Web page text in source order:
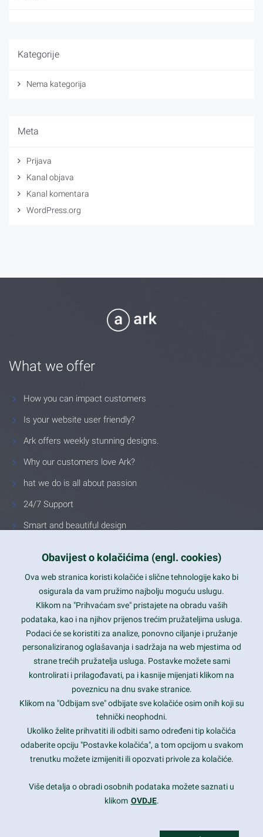
Kategorije
Nema kategorija
Meta
Prijava
Kanal objava
Kanal komentara
WordPress.org
What we offer
How you can impact customers
Is your website user friendly?
Ark offers weekly stunning designs.
Why our customers love Ark?
hat we do is all about passion
24/7 Support
Smart and beautiful design
Latest trends and much more...
Contact Info
1600 Amphitheatre Parkway, Mountain View, CA 94043
prothemes.net@gmail.com
Daily: 9:00 am - 6:00 pm
Sunday: Closed
Copyright 2017FRESHFACE© All Rights Reserved
Obavijest o kolačićima (engl. cookies)
Ova web stranica koristi kolačiće i slične tehnologije kako bi
osigurala da vam pružimo najbolju moguću uslugu.
Klikom na "Prihvaćam sve" pristajete na obradu vaših
podataka, kao i na njihov prijenos trećim pružateljima usluga.
Podaci će se koristiti za analize, ponovno ciljanje i pružanje
personaliziranog oglašavanja i sadržaja na web mjestima od
strane trećih pružatelja usluga. Postavke možete sami
kontrolirati i prilagođavati, pa i kasnije mijenjati klikom na
poveznicu na dnu svake stranice.
Klikom na "Odbijam sve" odbijate sve kolačiće osim onih koji su
tehnički neophodni.
Ukoliko želite prihvatiti ili odbiti samo određeni tip kolačića
odaberite opciju "Postavke kolačića", a tom opcijom u svakom
trenutku možete izmijeniti ili opozvati privole za kolačiće.
Više detalja o obradi osobnih podataka možete saznati u
klikom OVDJE.